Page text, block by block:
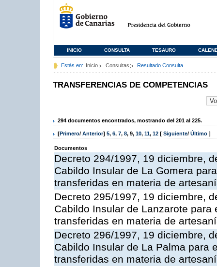
INICIO CONSULTA TESAURO
Estás en: Inicio Consultas Resultado Consulta
TRANSFERENCIAS DE COMPETENCIAS
294 documentos encontrados, mostrando del 201 al 225.
[Primero/ Anterior] 5, 6, 7, 8, 9, 10, 11, 12 [ Siguiente/ Último ]
Documentos
Decreto 294/1997, 19 diciembre,
Cabildo Insular de La Gomera
transferidas en materia de
Decreto 295/1997, 19 diciembre,
Cabildo Insular de Lanzarote
transferidas en materia de
Decreto 296/1997, 19 diciembre,
Cabildo Insular de La Palma para
transferidas en materia de